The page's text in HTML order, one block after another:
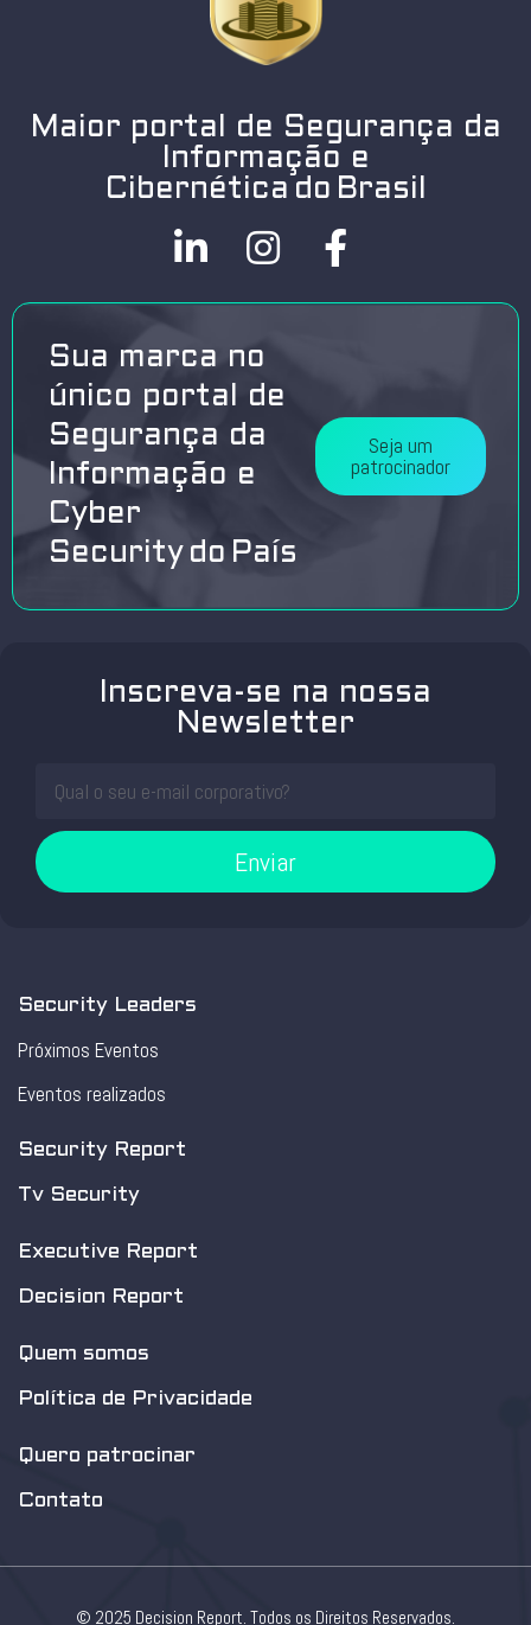
Maior portal de Segurança da
Informação e
Cibernética do Brasil
Sua marca no
único portal de
Segurança da
Informação e
Cyber
Security do País
Seja um
patrocinador
Inscreva-se na nossa
Newsletter
Enviar
Security Leaders
Próximos Eventos
Eventos realizados
Security Report
Tv Security
Executive Report
Decision Report
Quem somos
Política de Privacidade
Quero patrocinar
Contato
© 2025 Decision Report. Todos os Direitos Reservados.